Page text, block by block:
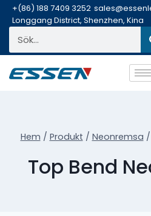
+(86) 188 7409 3252
Longgang District, Shenzhen, Kina
Hem / Produkt / Neonremsa /
Top Bend